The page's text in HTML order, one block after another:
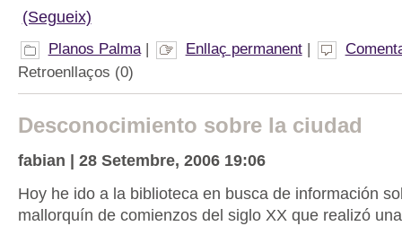
(Segueix)
Planos Palma| Enllaç permanent|
Retroenllaços (0)
Desconocimiento sobre la ciudad
fabian | 28 Setembre, 2006 19:06
Hoy he ido a la biblioteca en busca de información
mallorquín de comienzos del siglo XX que realizó